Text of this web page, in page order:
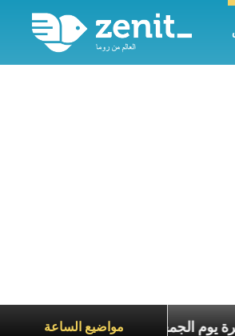
مواضيع الساعة
عناوين نشرة يوم الجمعة 7 آب 2026: السلام يُبنى بصبر يومًا بعد يوم